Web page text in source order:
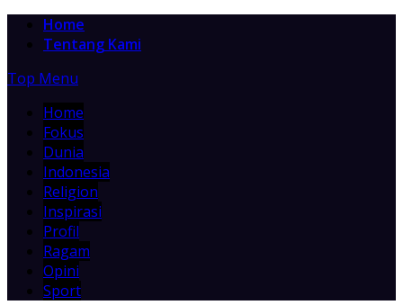
Home
Tentang Kami
Top Menu
Home
Fokus
Dunia
Indonesia
Religion
Inspirasi
Profil
Ragam
Opini
Sport